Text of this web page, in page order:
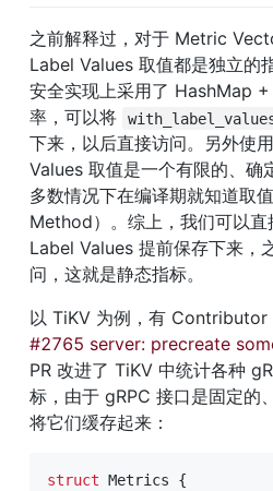
之前解释过，对于 Metric
Label Values 取值都是独立的
安全实现上采用了 HashMap
率，可以将
下来，以后直接访问。另外使
Values 取值是一个有限的、确
多数情况下在编译期就知道取
Method）。综上，我们可以直
Label Values 提前保存下来，
问，这就是静态指标。
以 TiKV 为例，有 Contributor
#2765 server: precreate
PR 改进了 TiKV 中统计各种
标，由于 gRPC 接口是固定的
将它们缓存起来：
struct Metrics
{